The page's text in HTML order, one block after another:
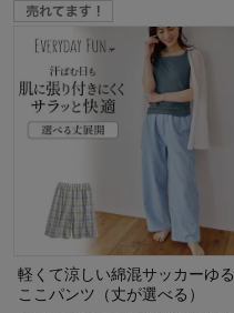
軽くて涼しい綿混サッカーゆる
ここパンツ（丈が選べる）